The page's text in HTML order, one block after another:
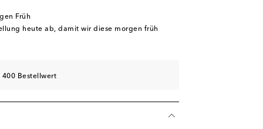
Früh
heute ab, damit wir diese morgen früh
400 Bestellwert